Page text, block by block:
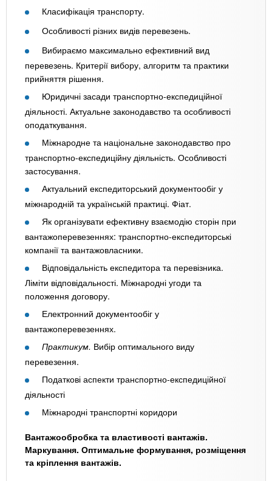
Класифікація транспорту.
Особливості різних видів перевезень.
Вибираємо максимально ефективний вид
перевезень. Критерії вибору, алгоритм та практики
прийняття рішення.
Юридичні засади транспортно-експедиційної
діяльності. Актуальне законодавство та особливості
оподаткування.
Міжнародне та національне законодавство про
транспортно-експедиційну діяльність. Особливості
застосування.
Актуальний експедиторський документообіг у
міжнародній та українській практиці. Фіат.
Як організувати ефективну взаємодію сторін при
вантажоперевезеннях: транспортно-експедиторські
компанії та вантажовласники.
Відповідальність експедитора та перевізника.
Ліміти відповідальності. Міжнародні угоди та
положення договору.
Електронний документообіг у
вантажоперевезеннях.
Практикум. Вибір оптимального виду
перевезення.
Податкові аспекти транспортно-експедиційної
діяльності
Міжнародні транспортні коридори
Вантажообробка та властивості вантажів.
Маркування. Оптимальне формування, розміщення
та кріплення вантажів.